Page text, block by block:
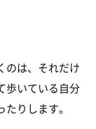
のは、それだけ
歩いている自分
りします。